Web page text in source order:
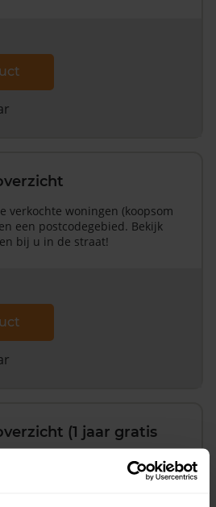
verkochte woningen (koopsom
een postcodegebied. Bekijk
bij u in de straat!
(1 jaar gratis